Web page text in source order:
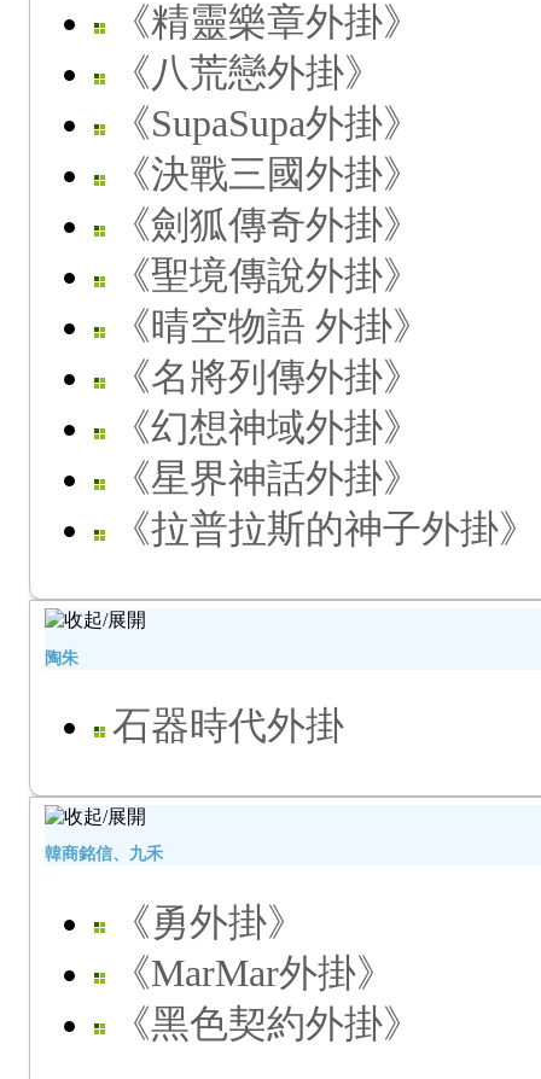
《精靈樂章外掛》
《八荒戀外掛》
《SupaSupa外掛》
《決戰三國外掛》
《劍狐傳奇外掛》
《聖境傳說外掛》
《晴空物語 外掛》
《名將列傳外掛》
《幻想神域外掛》
《星界神話外掛》
《拉普拉斯的神子外掛》
陶朱
石器時代外掛
韓商銘信、九禾
《勇外掛》
《MarMar外掛》
《黑色契約外掛》